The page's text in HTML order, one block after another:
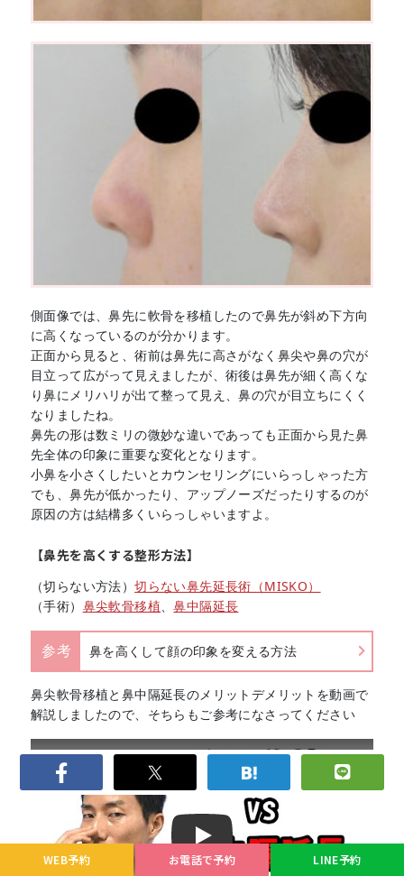
側面像では、鼻先に軟骨を移植したので鼻先が斜め下方向
に高くなっているのが分かります。
正面から見ると、術前は鼻先に高さがなく鼻尖や鼻の穴が
目立って広がって見えましたが、術後は鼻先が細く高くな
り鼻にメリハリが出て整って見え、鼻の穴が目立ちにくく
なりましたね。
鼻先の形は数ミリの微妙な違いであっても正面から見た鼻
先全体の印象に重要な変化となります。
小鼻を小さくしたいとカウンセリングにいらっしゃった方
でも、鼻先が低かったり、アップノーズだったりするのが
原因の方は結構多くいらっしゃいますよ。
【鼻先を高くする整形方法】
（切らない方法）切らない鼻先延長術（MISKO）
（手術） 鼻尖軟骨移植、鼻中隔延長
参考 鼻を高くして顔の印象を変える方法
鼻尖軟骨移植と鼻中隔延長のメリットデメリットを動画で
解説しましたので、そちらもご参考になさってください
Play
WEB予約 お電話で予約 LINE予約